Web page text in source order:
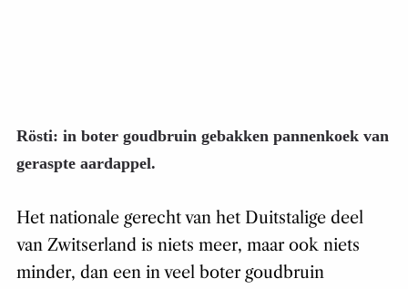
Rösti: in boter goudbruin gebakken pannenkoek van
geraspte aardappel.
Het nationale gerecht van het Duitstalige deel
van Zwitserland is niets meer, maar ook niets
minder, dan een in veel boter goudbruin